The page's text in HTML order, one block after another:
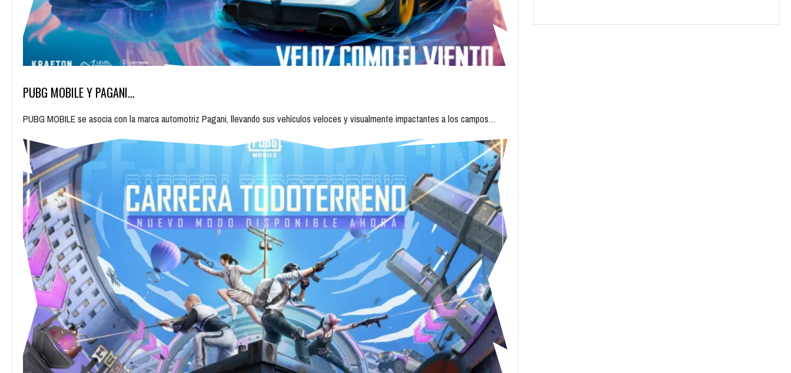
PUBG MOBILE Y PAGANI…
PUBG MOBILE se asocia con la marca automotriz Pagani, llevando sus vehículos veloces y visualmente impactantes a los campos…
Rumor: Se filtran los primeros detalles de Resident Evil